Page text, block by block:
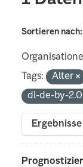
Sortieren nach
Tags:
Alter
dl-de-by-